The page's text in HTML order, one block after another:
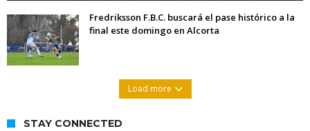
Fredriksson F.B.C. buscará el pase histórico a la
final este domingo en Alcorta
Load more
STAY CONNECTED